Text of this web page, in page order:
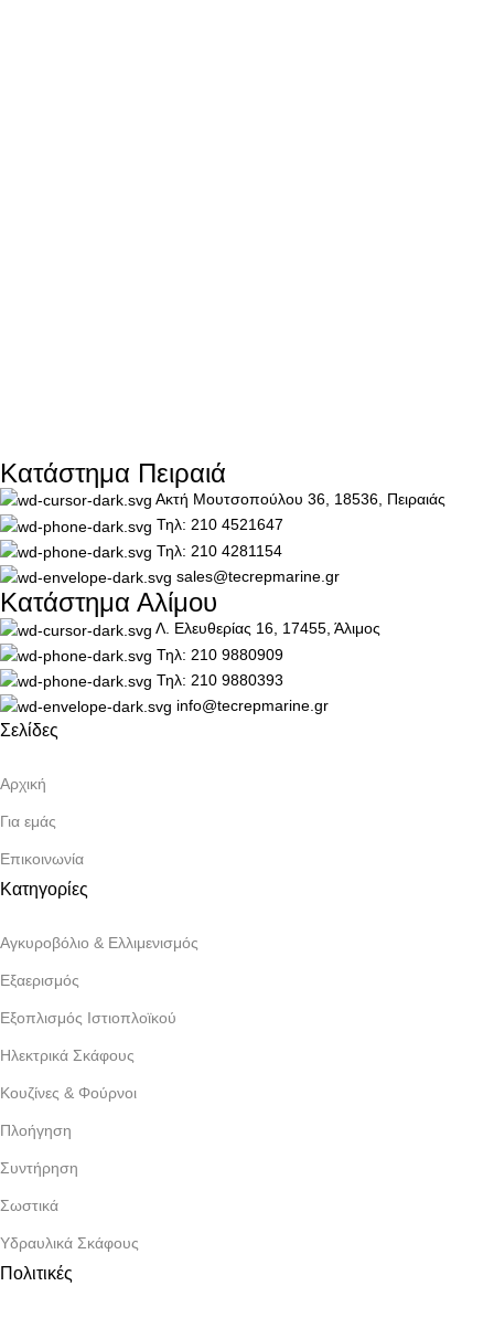
Κατάστημα Πειραιά
Ακτή Μουτσοπούλου 36, 18536, Πειραιάς
Τηλ: 210 4521647
Τηλ: 210 4281154
sales@tecrepmarine.gr
Κατάστημα Αλίμου
Λ. Ελευθερίας 16, 17455, Άλιμος
Τηλ: 210 9880909
Τηλ: 210 9880393
info@tecrepmarine.gr
Σελίδες
Αρχική
Για εμάς
Επικοινωνία
Κατηγορίες
Αγκυροβόλιο & Ελλιμενισμός
Εξαερισμός
Εξοπλισμός Ιστιοπλοϊκού
Ηλεκτρικά Σκάφους
Κουζίνες & Φούρνοι
Πλοήγηση
Συντήρηση
Σωστικά
Υδραυλικά Σκάφους
Πολιτικές